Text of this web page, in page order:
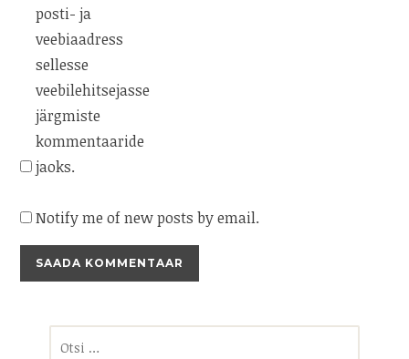
posti- ja
veebiaadress
sellesse
veebilehitsejasse
järgmiste
kommentaaride
jaoks.
Notify me of new posts by email.